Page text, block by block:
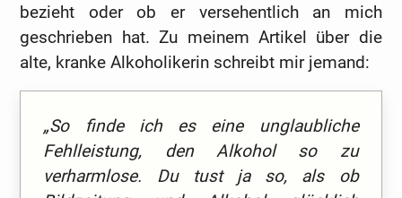
bezieht oder ob er versehentlich an mich
geschrieben hat. Zu meinem Artikel über die
alte, kranke Alkoholikerin schreibt mir jemand:
„So finde ich es eine unglaubliche
Fehlleistung, den Alkohol so zu
verharmlose. Du tust ja so, als ob